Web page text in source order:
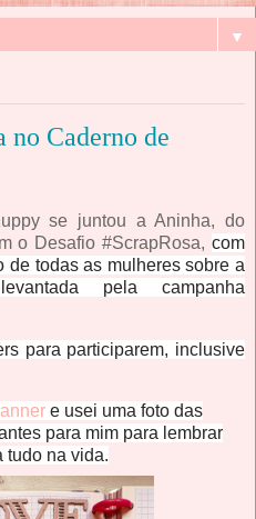
▼
no Caderno de
se juntou a Aninha, do
o Desafio #ScrapRosa, com
de todas as mulheres sobre a
pela campanha
para participarem, inclusive
e usei uma foto das
para mim para lembrar
tudo na vida.